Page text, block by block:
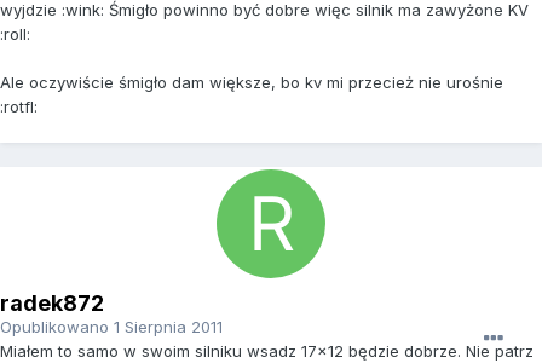
wyjdzie :wink: Śmigło powinno być dobre więc silnik ma zawyżone KV
:roll:
Ale oczywiście śmigło dam większe, bo kv mi przecież nie urośnie
:rotfl:
radek872
Opublikowano 1 Sierpnia 2011
Miałem to samo w swoim silniku wsadz 17x12 będzie dobrze. Nie patrz